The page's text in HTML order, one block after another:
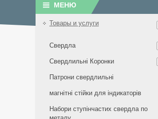
Товары и услуги
Свердла
Свердлильні Коронки
Патрони свердлильні
магнітні стійки для індикаторів
Набори ступінчастих свердла по